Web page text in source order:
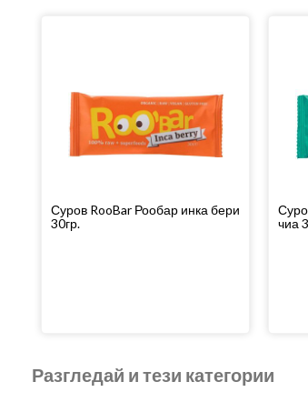
Суров RooBar Рообар инка бери
30гр.
чиа
Разгледай и тези категории